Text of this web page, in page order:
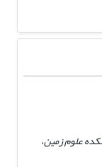
علوم زمین،